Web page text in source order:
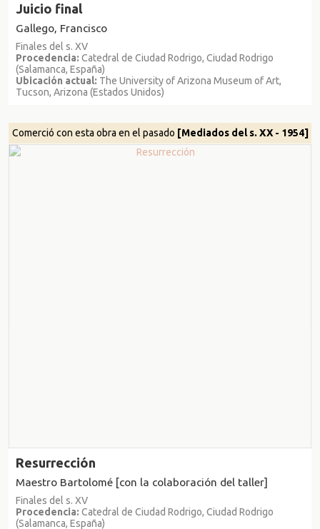
Juicio final
Gallego, Francisco
Finales del s. XV
Procedencia: Catedral de Ciudad Rodrigo, Ciudad Rodrigo
(Salamanca, España)
Ubicación actual: The University of Arizona Museum of Art,
Tucson, Arizona (Estados Unidos)
Comerció con esta obra en el pasado [Mediados del s. XX - 1954]
Resurrección
Maestro Bartolomé [con la colaboración del taller]
Finales del s. XV
Procedencia: Catedral de Ciudad Rodrigo, Ciudad Rodrigo
(Salamanca, España)